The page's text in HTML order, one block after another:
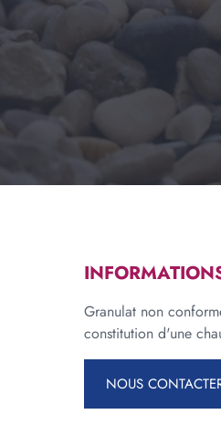
Granulat non
constitution d'une
NOUS